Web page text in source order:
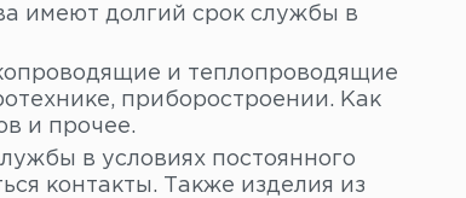
имеют долгий срок службы в
и теплопроводящие
приборостроении. Как
и прочее.
в условиях постоянного
контакты. Также изделия из